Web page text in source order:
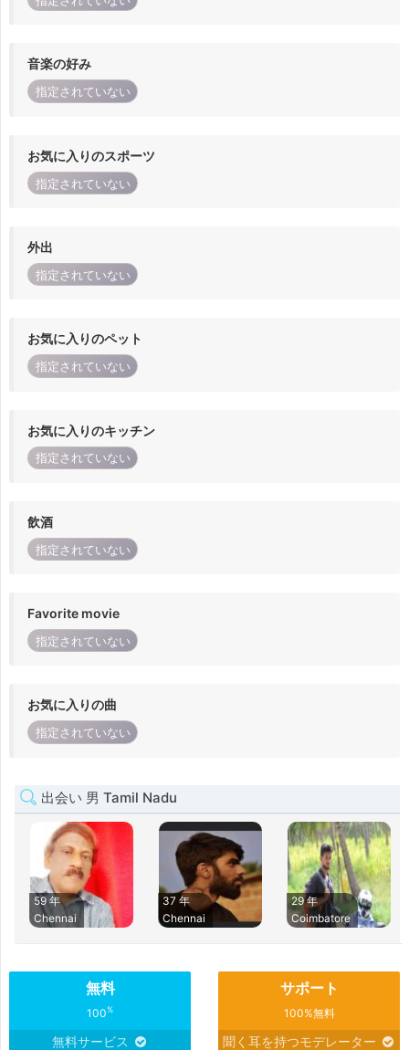
音楽の好み
指定されていない
お気に入りのスポーツ
指定されていない
外出
指定されていない
お気に入りのペット
指定されていない
お気に入りのキッチン
指定されていない
飲酒
指定されていない
Favorite movie
指定されていない
お気に入りの曲
指定されていない
出会い 男 Tamil Nadu
59 年
Chennai
37 年
Chennai
29 年
Coimbatore
無料
100%
無料サービス
サポート
100%無料
聞く耳を持つモデレーター